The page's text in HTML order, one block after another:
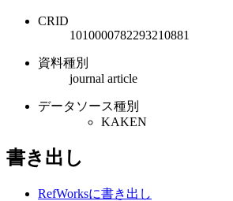
CRID
1010000782293210881
資料種別
journal article
データソース種別
KAKEN
書き出し
RefWorksに書き出し